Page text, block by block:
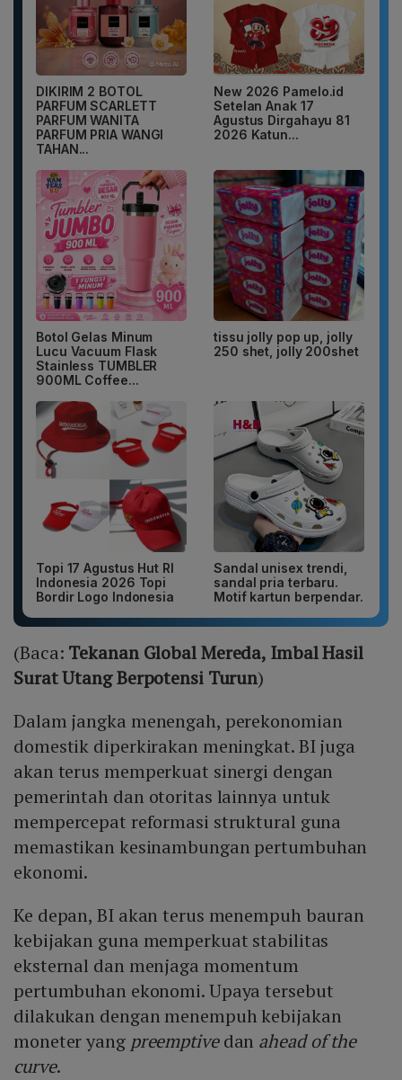
DIKIRIM 2 BOTOL
PARFUM SCARLETT
PARFUM WANITA
PARFUM PRIA WANGI
TAHAN...
New 2026 Pamelo.id
Setelan Anak 17
Agustus Dirgahayu 81
2026 Katun...
Botol Gelas Minum
Lucu Vacuum Flask
Stainless TUMBLER
900ML Coffee...
tissu jolly pop up, jolly
250 shet, jolly 200shet
Topi 17 Agustus Hut RI
Indonesia 2026 Topi
Bordir Logo Indonesia
Sandal unisex trendi,
sandal pria terbaru.
Motif kartun berpendar.
(Baca: Tekanan Global Mereda, Imbal Hasil
Surat Utang Berpotensi Turun)
Dalam jangka menengah, perekonomian
domestik diperkirakan meningkat. BI juga
akan terus memperkuat sinergi dengan
pemerintah dan otoritas lainnya untuk
mempercepat reformasi struktural guna
memastikan kesinambungan pertumbuhan
ekonomi.
Ke depan, BI akan terus menempuh bauran
kebijakan guna memperkuat stabilitas
eksternal dan menjaga momentum
pertumbuhan ekonomi. Upaya tersebut
dilakukan dengan menempuh kebijakan
moneter yang preemptivedan ahead of the
curve.